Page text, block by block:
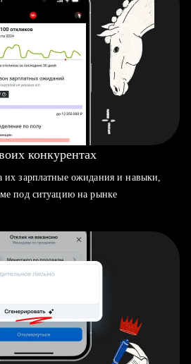
конкурентах
их зарплатные ожидания и навыки,
под ситуацию на рынке